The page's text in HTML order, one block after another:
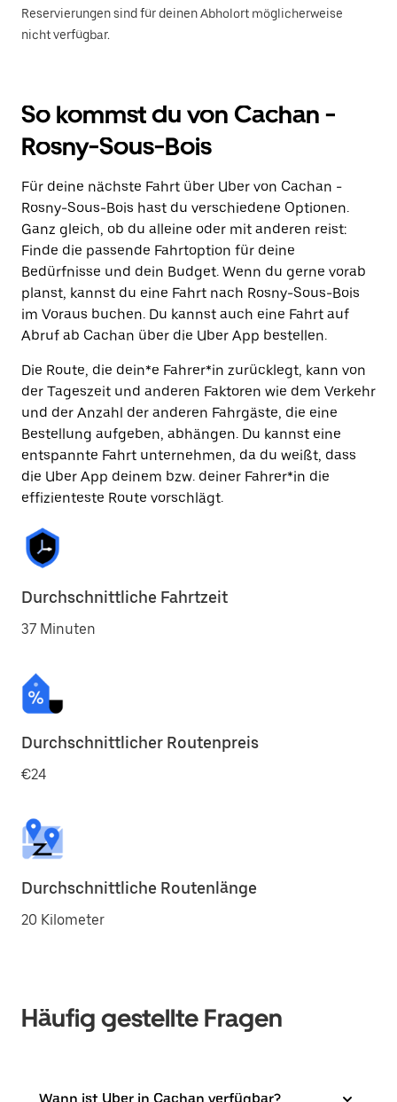
schließen.
Reservierungen sind für deinen Abholort möglicherweise
nicht verfügbar.
So kommst du von Cachan -
Rosny-Sous-Bois
Für deine nächste Fahrt über Uber von Cachan -
Rosny-Sous-Bois hast du verschiedene Optionen.
Ganz gleich, ob du alleine oder mit anderen reist:
Finde die passende Fahrtoption für deine
Bedürfnisse und dein Budget. Wenn du gerne vorab
planst, kannst du eine Fahrt nach Rosny-Sous-Bois
im Voraus buchen. Du kannst auch eine Fahrt auf
Abruf ab Cachan über die Uber App bestellen.
Die Route, die dein*e Fahrer*in zurücklegt, kann von
der Tageszeit und anderen Faktoren wie dem Verkehr
und der Anzahl der anderen Fahrgäste, die eine
Bestellung aufgeben, abhängen. Du kannst eine
entspannte Fahrt unternehmen, da du weißt, dass
die Uber App deinem bzw. deiner Fahrer*in die
effizienteste Route vorschlägt.
Durchschnittliche Fahrtzeit
37 Minuten
Durchschnittlicher Routenpreis
€24
Durchschnittliche Routenlänge
20 Kilometer
Häufig gestellte Fragen